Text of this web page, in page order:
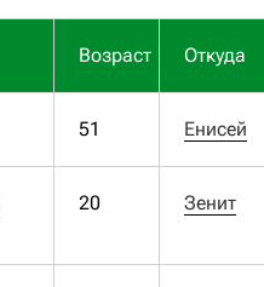
Возраст Откуда
51 Енисей
20 Зенит